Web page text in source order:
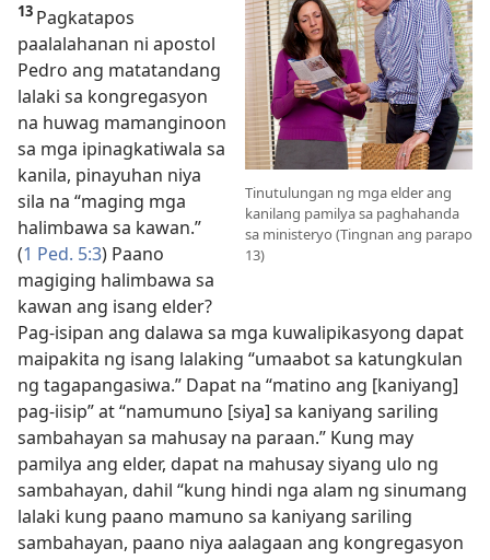
Tinutulungan ng mga elder ang
kanilang pamilya sa paghahanda
sa ministeryo (Tingnan ang parapo
13)
13 Pagkatapos
paalalahanan ni apostol
Pedro ang matatandang
lalaki sa kongregasyon
na huwag mamanginoon
sa mga ipinagkatiwala sa
kanila, pinayuhan niya
sila na “maging mga
halimbawa sa kawan.”
(1 Ped. 5:3) Paano
magiging halimbawa sa
kawan ang isang elder?
Pag-isipan ang dalawa sa mga kuwalipikasyong dapat
maipakita ng isang lalaking “umaabot sa katungkulan
ng tagapangasiwa.” Dapat na “matino ang [kaniyang]
pag-iisip” at “namumuno [siya] sa kaniyang sariling
sambahayan sa mahusay na paraan.” Kung may
pamilya ang elder, dapat na mahusay siyang ulo ng
sambahayan, dahil “kung hindi nga alam ng sinumang
lalaki kung paano mamuno sa kaniyang sariling
sambahayan, paano niya aalagaan ang kongregasyon